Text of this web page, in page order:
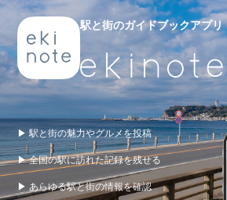
駅と街のガイドブックアプリ
▶ 駅と街の魅力やグルメを投稿
▶ 全国の駅に訪れた記録を残せる
▶ あらゆる駅と街の情報を確認